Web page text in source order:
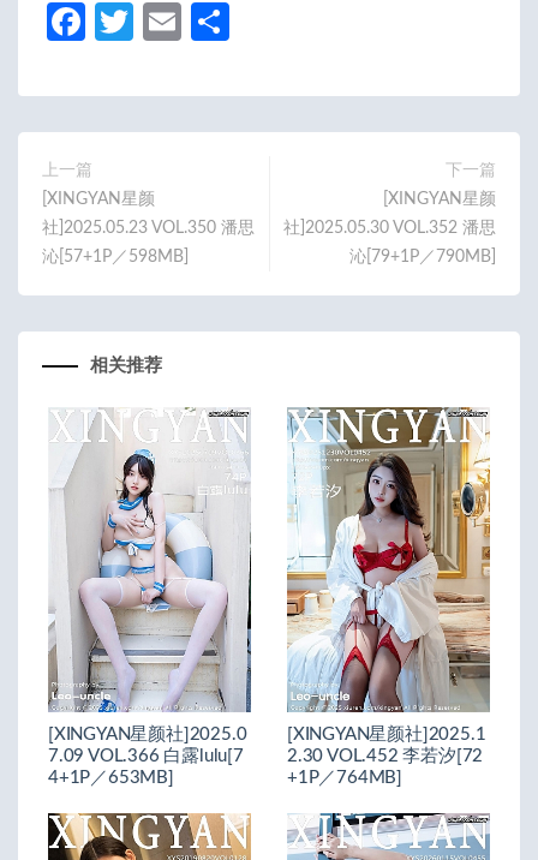
Fa
b
o
o
k
T
itt
er
E
ail
上一篇
[XINGYAN星颜
社]2025.05.23 VOL.350 潘思
沁[57+1P／598MB]
下一篇
[XINGYAN星颜
社]2025.05.30 VOL.352 潘思
沁[79+1P／790MB]
相关推荐
[XINGYAN星颜社]2025.0
7.09 VOL.366 白露lulu[7
4+1P／653MB]
[XINGYAN星颜社]2025.1
2.30 VOL.452 李若汐[72
+1P／764MB]